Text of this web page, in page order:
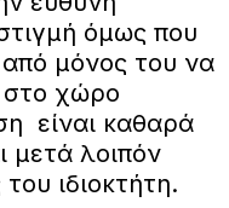
όμως που
από μόνος του να
στο χώρο
είναι καθαρά
μετά λοιπόν
ιδιοκτήτη.